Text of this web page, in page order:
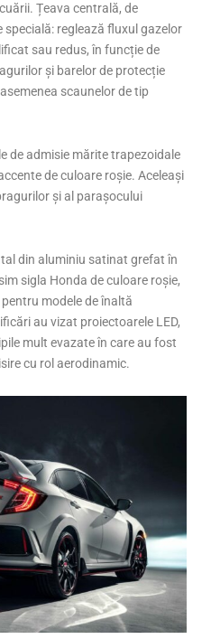
Țeava centrală, de
reglează fluxul gazelor
sau redus, în funcție de
și barelor de protecție
scaunelor de tip
de admisie mărite trapezoidale
de culoare roșie. Aceleași
și al parașocului
din aluminiu satinat grefat în
sigla Honda de culoare roșie,
modele de înaltă
au vizat proiectoarele LED,
mult evazate în care au fost
cu rol aerodinamic.